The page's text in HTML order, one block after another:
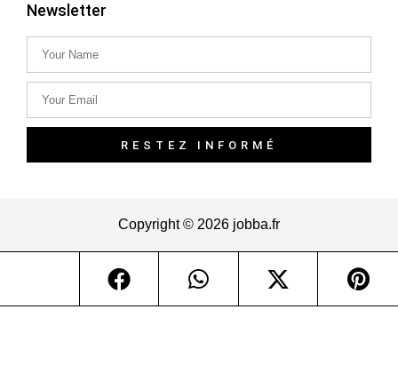
Newsletter
RESTEZ INFORMÉ
Copyright © 2026 jobba.fr